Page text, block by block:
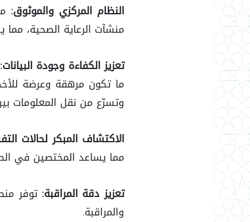
النظام المركزي والموثوق:
منشآت الرعاية الصحية،
تعزيز الكفاءة وجودة البيانات:
ما تكون مرهقة وعرضة
وتسرّع من نقل المعلومات
الاكتشاف المبكر لحالات
مما يساعد المختصين في
تعزيز دقة المراقبة: توفر
والمراقبة.